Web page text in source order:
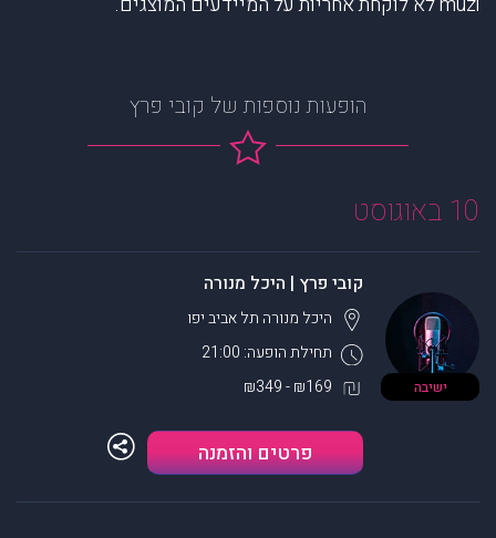
הופעות נוספות של קובי פרץ
10 באוגוסט
ישיבה
קובי פרץ | היכל מנורה
תחילת הופעה: 21:00
היכל מנורה תל אביב יפו
₪169 - ₪349
פרטים והזמנה